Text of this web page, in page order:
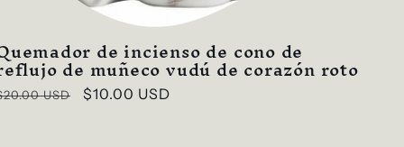
de incienso de cono de
de muñeco vudú de corazón roto
USD
Precio
$10.00 USD